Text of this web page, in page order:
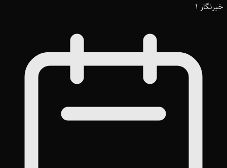
خبرنگار 1